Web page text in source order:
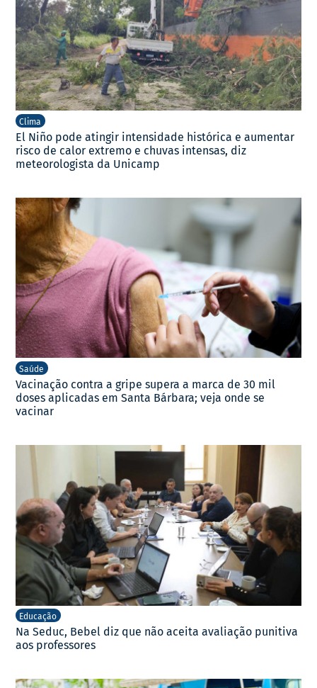
Clima
El Niño pode atingir intensidade histórica e aumentar
risco de calor extremo e chuvas intensas, diz
meteorologista da Unicamp
Saúde
Vacinação contra a gripe supera a marca de 30 mil
doses aplicadas em Santa Bárbara; veja onde se
vacinar
Educação
Na Seduc, Bebel diz que não aceita avaliação punitiva
aos professores